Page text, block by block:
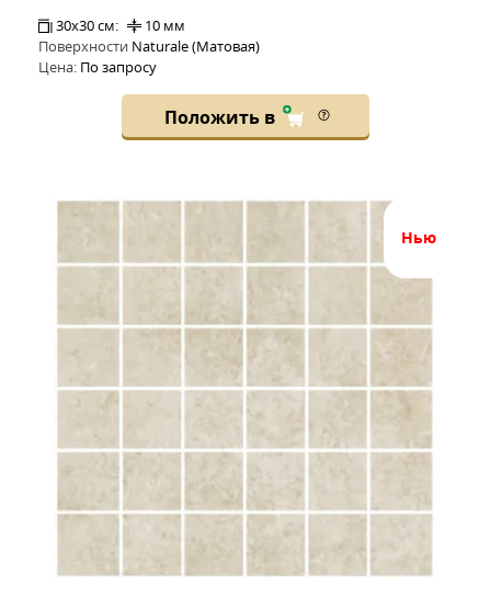
30x30 см:
10 мм
Поверхности Naturale (Матовая)
Цена: По запросу
Положить в
нью